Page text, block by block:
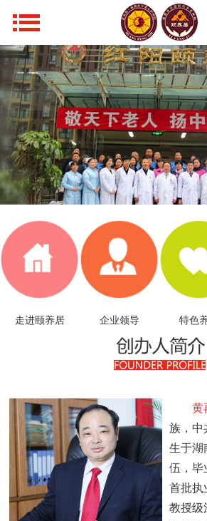
走进颐养居 企业领导 特色
黄
族，中
生于湖
伍，毕
首批执
教授级
网站导航
首页
走进颐养居
领导风采
特色养老
环境设施
领导关怀
收费标准
联系我们